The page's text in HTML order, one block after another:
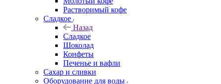
Растворимый кофе
Сладкое
Назад
Сладкое
Шоколад
Конфеты
Печенье и вафли
Сахар и сливки
Оборудование для воды